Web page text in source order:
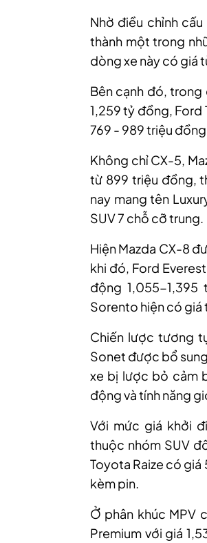
Nhờ điều chỉnh
thành một trong
dòng xe này có giá
Bên cạnh đó,
1,259 tỷ đồng,
769 - 989 triệu
Không chỉ CX-5,
từ 899 triệu đồng,
nay mang tên
SUV 7 chỗ cỡ trung.
Hiện Mazda CX-8
khi đó, Ford
động 1,055-1,395
Sorento hiện có giá
Chiến lược tương
Sonet được bổ
xe bị lược bỏ cảm
động và tính năng
Với mức giá khởi
thuộc nhóm SUV
Toyota Raize có
kèm pin.
Ở phân khúc MPV
Premium với giá